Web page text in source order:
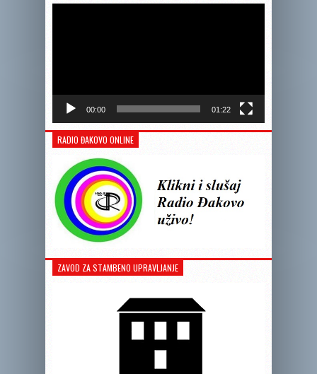
00:00 01:22
RADIO ĐAKOVO ONLINE
ZAVOD ZA STAMBENO UPRAVLJANJE